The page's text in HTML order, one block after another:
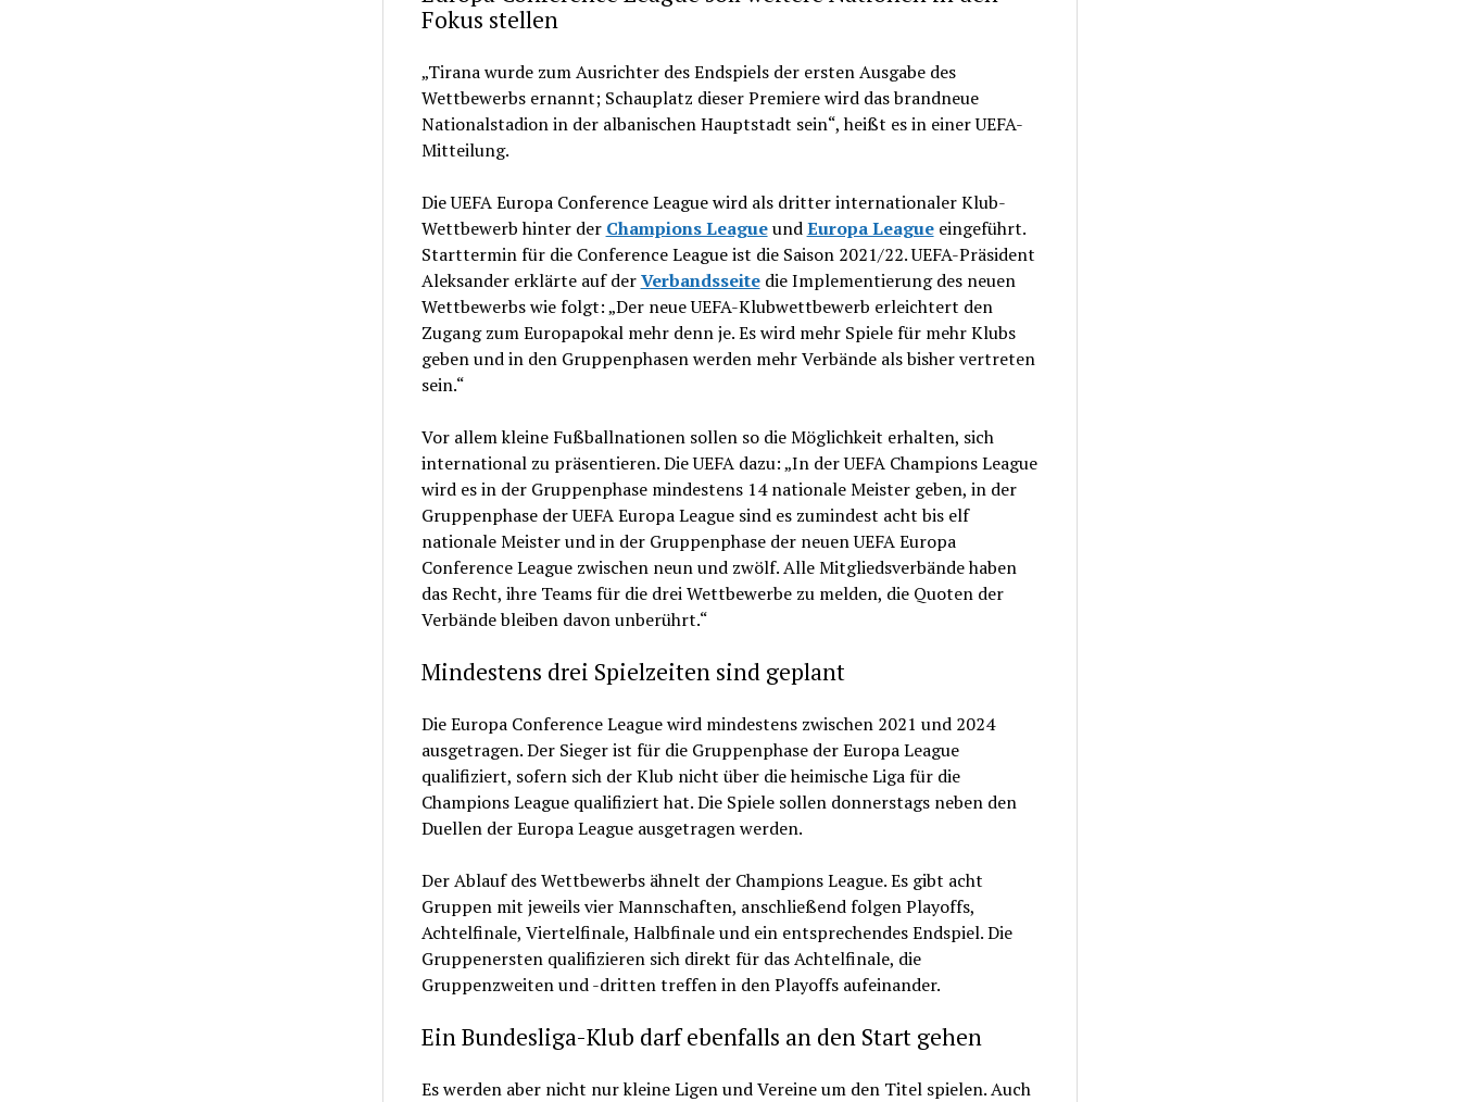
Fokus stellen
„Tirana wurde zum Ausrichter des Endspiels der ersten Ausgabe des
Wettbewerbs ernannt; Schauplatz dieser Premiere wird das brandneue
Nationalstadion in der albanischen Hauptstadt sein“, heißt es in einer UEFA-
Mitteilung.
Die UEFA Europa Conference League wird als dritter internationaler Klub-
Wettbewerb hinter der Champions LeagueundEuropa Leagueeingeführt.
Starttermin für die Conference League ist die Saison 2021/22. UEFA-Präsident
Aleksander erklärte auf derVerbandsseitedie Implementierung des neuen
Wettbewerbs wie folgt: „Der neue UEFA-Klubwettbewerb erleichtert den
Zugang zum Europapokal mehr denn je. Es wird mehr Spiele für mehr Klubs
geben und in den Gruppenphasen werden mehr Verbände als bisher vertreten
sein.“
Vor allem kleine Fußballnationen sollen so die Möglichkeit erhalten, sich
international zu präsentieren. Die UEFA dazu: „In der UEFA Champions League
wird es in der Gruppenphase mindestens 14 nationale Meister geben, in der
Gruppenphase der UEFA Europa League sind es zumindest acht bis elf
nationale Meister und in der Gruppenphase der neuen UEFA Europa
Conference League zwischen neun und zwölf. Alle Mitgliedsverbände haben
das Recht, ihre Teams für die drei Wettbewerbe zu melden, die Quoten der
Verbände bleiben davon unberührt.“
Mindestens drei Spielzeiten sind geplant
Die Europa Conference League wird mindestens zwischen 2021 und 2024
ausgetragen. Der Sieger ist für die Gruppenphase der Europa League
qualifiziert, sofern sich der Klub nicht über die heimische Liga für die
Champions League qualifiziert hat. Die Spiele sollen donnerstags neben den
Duellen der Europa League ausgetragen werden.
Der Ablauf des Wettbewerbs ähnelt der Champions League. Es gibt acht
Gruppen mit jeweils vier Mannschaften, anschließend folgen Playoffs,
Achtelfinale, Viertelfinale, Halbfinale und ein entsprechendes Endspiel. Die
Gruppenersten qualifizieren sich direkt für das Achtelfinale, die
Gruppenzweiten und -dritten treffen in den Playoffs aufeinander.
Ein Bundesliga-Klub darf ebenfalls an den Start gehen
Es werden aber nicht nur kleine Ligen und Vereine um den Titel spielen. Auch